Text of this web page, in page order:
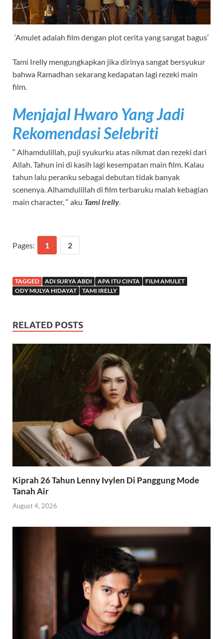
‘Amulet adalah film dengan plot cerita yang sangat bagus’
Tami Irelly mengungkapkan jika dirinya sangat bersyukur
bahwa Ramadhan sekarang kedapatan lagi rezeki main
film.
Menjajal Hwaro Yang Jadi
Rekomendasi Selebriti
“ Alhamdulillah, puji syukurku atas nikmat dan rezeki dari
Allah. Tahun ini di kasih lagi kesempatan main film. Kalau
tahun lalu peranku sebagai debutan tidak banyak
scenenya. Alhamdulillah di film terbaruku malah kebagian
main character, “ aku Tami Irelly.
Pages: 1 2
TAGGED ADI SURYA ABDI APA ITU CINTA
FILM AMULET
ODY MULYA HIDAYAT
TAMI IRELLY
RELATED POSTS
Kiprah 26 Tahun Lenny Ivylen Di Panggung Mode
Tanah Air
August 4, 2026